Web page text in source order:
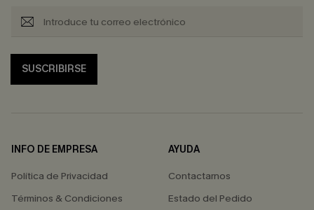
SUSCRIBIRSE
INFO DE EMPRESA
Política de Privacidad
Términos & Condiciones
AYUDA
Contactarnos
Estado del Pedido